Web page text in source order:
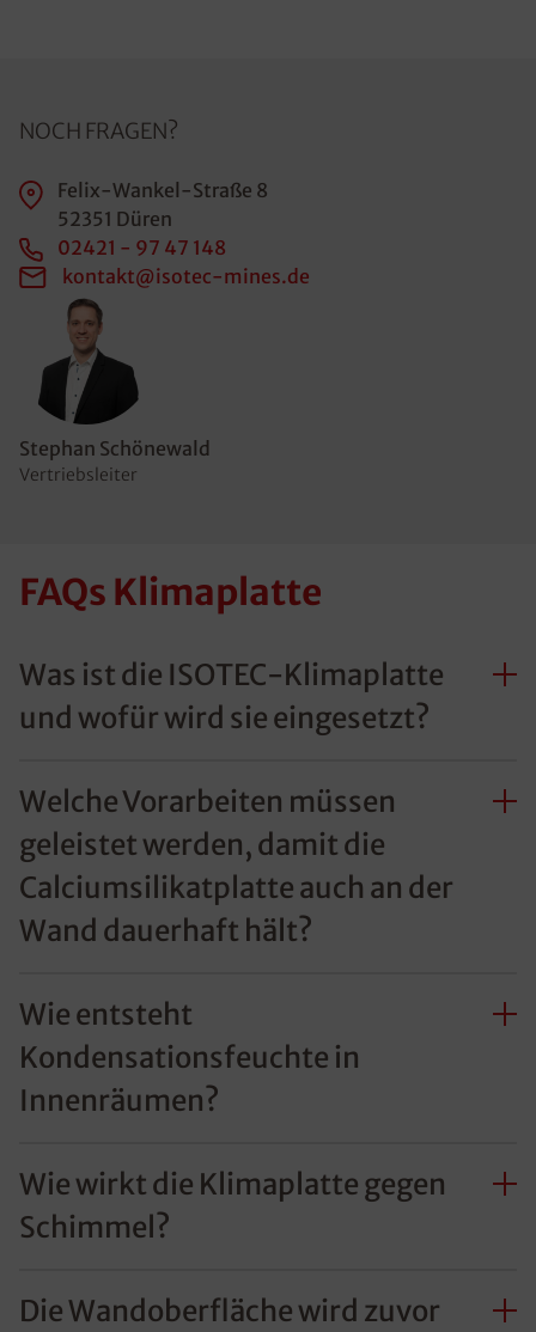
Stephan Schönewald
Vertriebsleiter
NOCH FRAGEN?
Felix-Wankel-Straße 8
52351 Düren
02421 - 97 47 148
kontakt@isotec-mines.de
FAQs Klimaplatte
Was ist die ISOTEC-Klimaplatte
und wofür wird sie eingesetzt?
Welche Vorarbeiten müssen
geleistet werden, damit die
Calciumsilikatplatte auch an der
Wand dauerhaft hält?
Wie entsteht
Kondensationsfeuchte in
Innenräumen?
Wie wirkt die Klimaplatte gegen
Schimmel?
Die Wandoberfläche wird zuvor